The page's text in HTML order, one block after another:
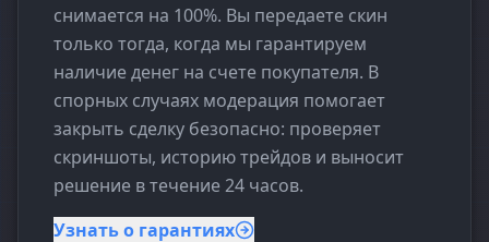
снимается на 100%. Вы передаете скин
только тогда, когда мы гарантируем
наличие денег на счете покупателя. В
спорных случаях модерация помогает
закрыть сделку безопасно: проверяет
скриншоты, историю трейдов и выносит
решение в течение 24 часов.
Узнать о гарантиях